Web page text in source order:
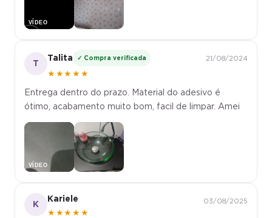
▶
T
Talita ✓ Compra verificada
★★★★★
21/08/2024
Entrega dentro do prazo. Material do adesivo é
ótimo, acabamento muito bom, facil de limpar. Amei
▶
K
Kariele
★★★★★
03/08/2025